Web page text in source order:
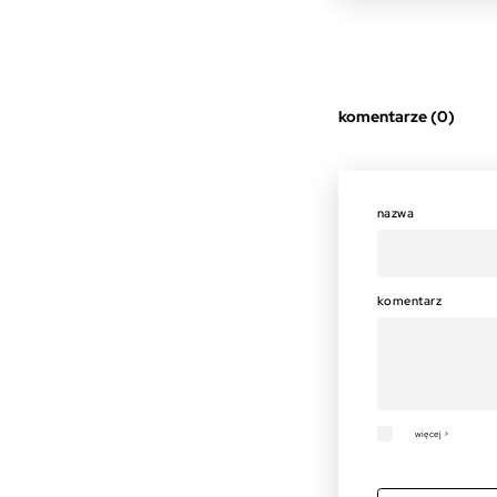
komentarze (0)
komentarz
więcej >
nazwa